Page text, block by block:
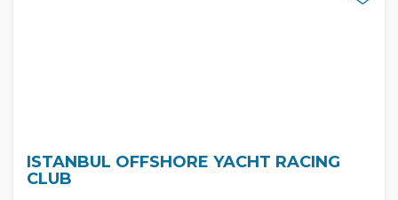
ISTANBUL OFFSHORE YACHT RACING
CLUB